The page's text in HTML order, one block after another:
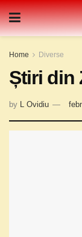
Home Diverse
Știri din
by L Ovidiu